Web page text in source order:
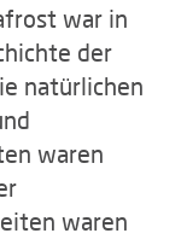
war in
der
natürlichen
waren
waren